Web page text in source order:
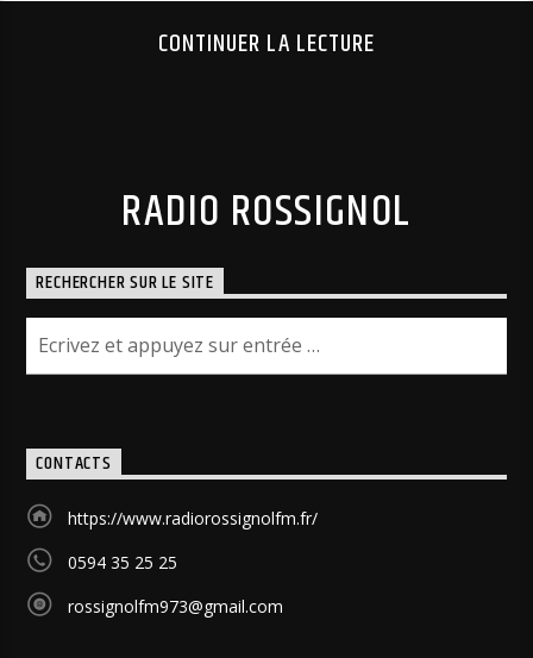
CONTINUER LA LECTURE
RADIO ROSSIGNOL
RECHERCHER SUR LE SITE
CONTACTS
https://www.radiorossignolfm.fr/
0594 35 25 25
rossignolfm973@gmail.com